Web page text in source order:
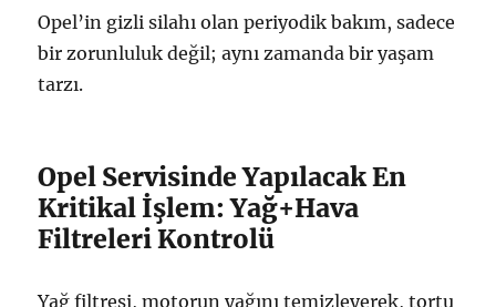
Opel’in gizli silahı olan periyodik bakım, sadece
bir zorunluluk değil; aynı zamanda bir yaşam
tarzı.
Opel Servisinde Yapılacak En
Kritikal İşlem: Yağ+Hava
Filtreleri Kontrolü
Yağ filtresi, motorun yağını temizleyerek, tortu